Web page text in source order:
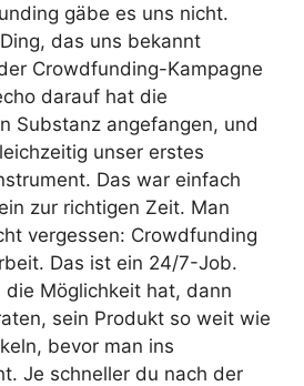
gäbe es uns nicht.
das uns bekannt
Crowdfunding-Kampagne
darauf hat die
Substanz angefangen, und
unser erstes
Das war einfach
zur richtigen Zeit. Man
vergessen: Crowdfunding
Das ist ein 24/7-Job.
die Möglichkeit hat, dann
sein Produkt so weit wie
bevor man ins
Je schneller du nach der